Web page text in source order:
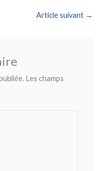
Article suivant →
Les champs